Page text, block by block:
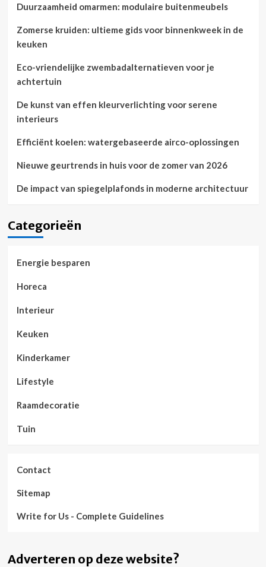
Duurzaamheid omarmen: modulaire buitenmeubels
Zomerse kruiden: ultieme gids voor binnenkweek in de
keuken
Eco-vriendelijke zwembadalternatieven voor je
achtertuin
De kunst van effen kleurverlichting voor serene
interieurs
Efficiënt koelen: watergebaseerde airco-oplossingen
Nieuwe geurtrends in huis voor de zomer van 2026
De impact van spiegelplafonds in moderne architectuur
Categorieën
Energie besparen
Horeca
Interieur
Keuken
Kinderkamer
Lifestyle
Raamdecoratie
Tuin
Contact
Sitemap
Write for Us - Complete Guidelines
Adverteren op deze website?